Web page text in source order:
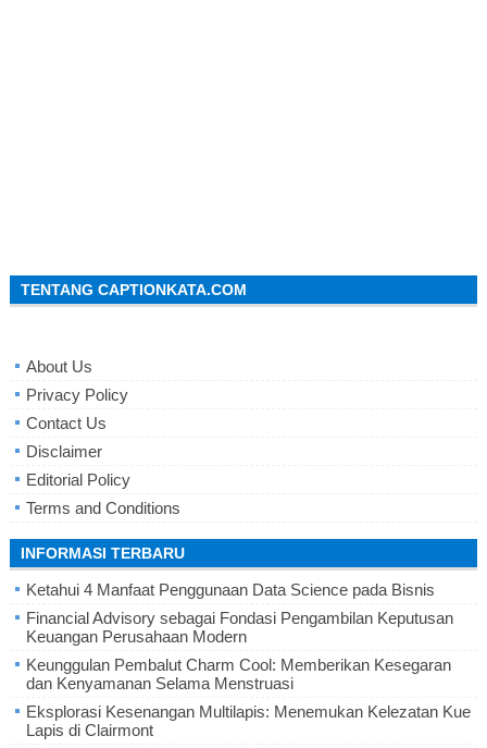
TENTANG CAPTIONKATA.COM
About Us
Privacy Policy
Contact Us
Disclaimer
Editorial Policy
Terms and Conditions
INFORMASI TERBARU
Ketahui 4 Manfaat Penggunaan Data Science pada Bisnis
Financial Advisory sebagai Fondasi Pengambilan Keputusan
Keuangan Perusahaan Modern
Keunggulan Pembalut Charm Cool: Memberikan Kesegaran
dan Kenyamanan Selama Menstruasi
Eksplorasi Kesenangan Multilapis: Menemukan Kelezatan Kue
Lapis di Clairmont